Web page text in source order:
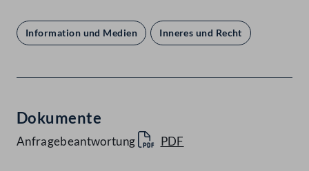
Information und Medien Inneres und Recht
Dokumente
Anfragebeantwortung PDF